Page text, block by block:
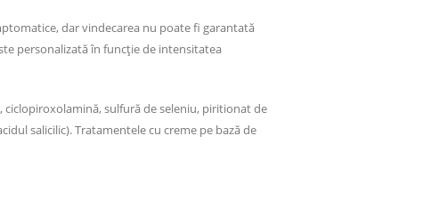
dar vindecarea nu poate fi garantată
personalizată în funcție de intensitatea
ciclopiroxolamină, sulfură de seleniu, piritionat de
salicilic). Tratamentele cu creme pe bază de